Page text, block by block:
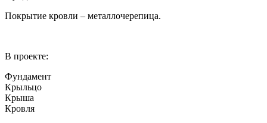
Покрытие кровли – металлочерепица.
В проекте:
Фундамент
Крыльцо
Крыша
Кровля